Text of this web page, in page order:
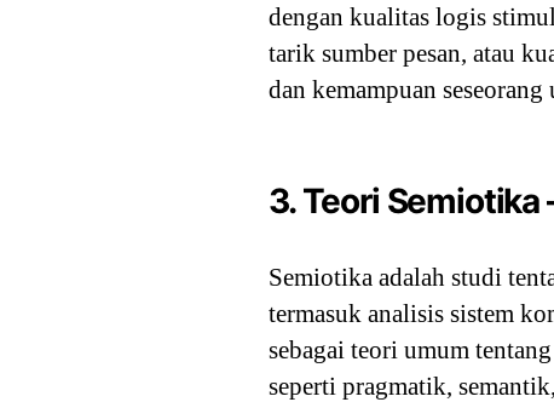
dengan kualitas logis
tarik sumber pesan, atau
dan kemampuan
3. Teori Semiotika
Semiotika adalah studi
termasuk analisis sistem
sebagai teori umum
seperti pragmatik,